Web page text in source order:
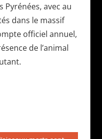
Pyrénées, avec au
dans le massif
officiel annuel,
de l’animal